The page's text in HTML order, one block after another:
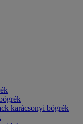
karácsonyi bögrék